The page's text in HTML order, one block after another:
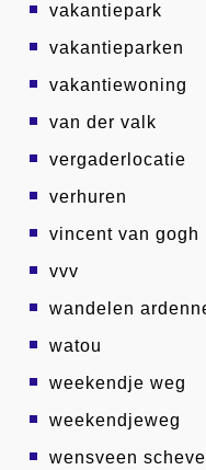
vakantiepark
vakantieparken
vakantiewoning
van der valk
vergaderlocatie
verhuren
vincent van gogh
vvv
wandelen
watou
weekendje weg
weekendjeweg
wensveen